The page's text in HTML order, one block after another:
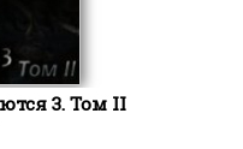
3. Том II